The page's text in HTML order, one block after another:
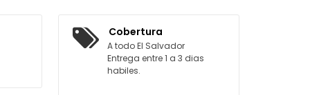
Cobertura
A todo El Salvador
Entrega entre 1 a 3 dias
habiles.